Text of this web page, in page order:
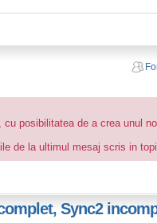
posibilitatea de a crea unul
de la ultimul mesaj scris in
Sync2